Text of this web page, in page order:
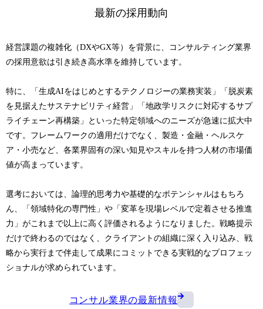
最新の採用動向
経営課題の複雑化（DXやGX等）を背景に、コンサルティング業界
の採用意欲は引き続き高水準を維持しています。
特に、「生成AIをはじめとするテクノロジーの業務実装」「脱炭素
を見据えたサステナビリティ経営」「地政学リスクに対応するサプ
ライチェーン再構築」といった特定領域へのニーズが急速に拡大中
です。フレームワークの適用だけでなく、製造・金融・ヘルスケ
ア・小売など、各業界固有の深い知見やスキルを持つ人材の市場価
値が高まっています。
選考においては、論理的思考力や基礎的なポテンシャルはもちろ
ん、「領域特化の専門性」や「変革を現場レベルで定着させる推進
力」がこれまで以上に高く評価されるようになりました。戦略提示
だけで終わるのではなく、クライアントの組織に深く入り込み、戦
略から実行まで伴走して成果にコミットできる実戦的なプロフェッ
ショナルが求められています。
コンサル業界の最新情報